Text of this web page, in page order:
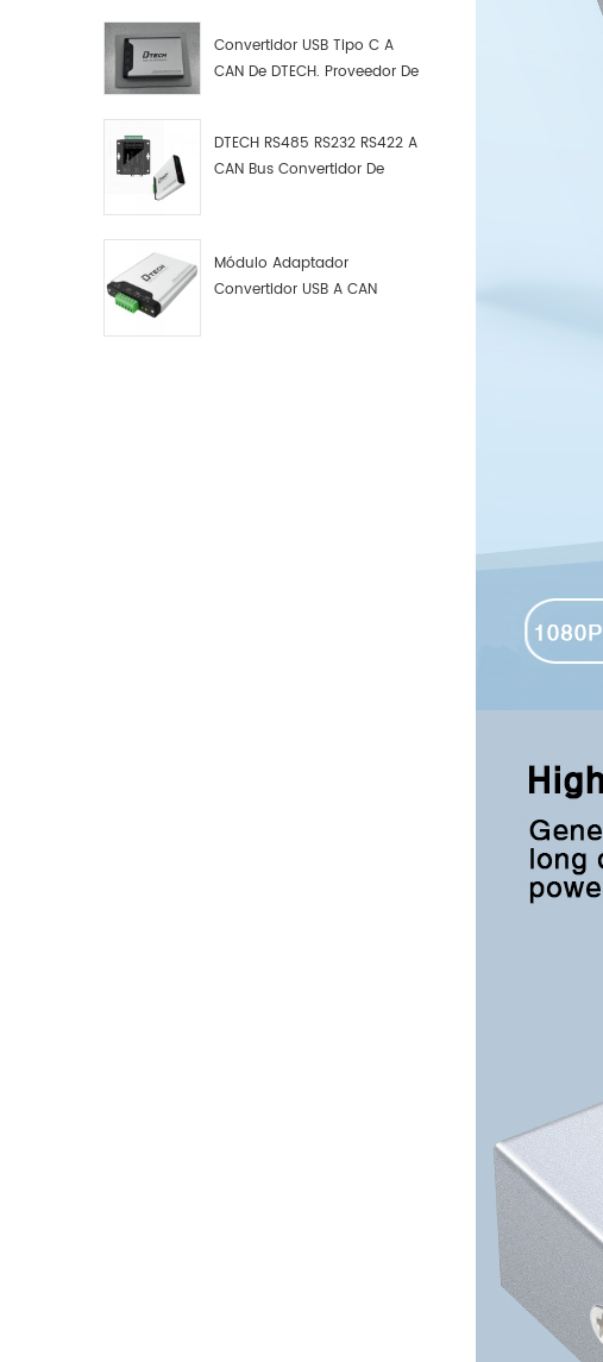
Convertidor USB Tipo C A
CAN De DTECH. Proveedor De
DTECH RS485 RS232 RS422 A
CAN Bus Convertidor De
Módulo Adaptador
Convertidor USB A CAN